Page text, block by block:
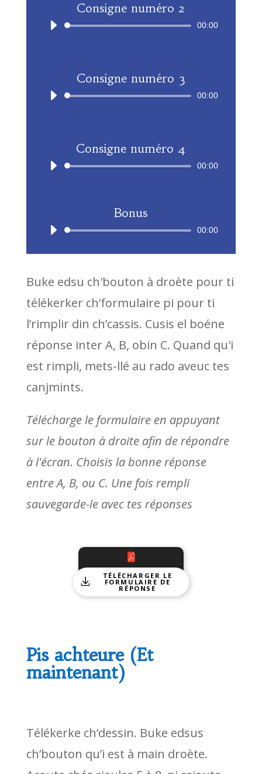
Consigne numéro 2
Lecteur
00:00
Consigne numéro 3
Lecteur
00:00
Consigne numéro 4
Lecteur
00:00
Bonus
Lecteur
00:00
Buke edsu ch'bouton à droète pour ti
télékerker ch’formulaire pi pour ti
l’rimplir din ch’cassis. Cusis el boéne
réponse inter A, B, obin C. Quand qu'i
est rimpli, mets-llé au rado aveuc tes
canjmints.
Télécharge le formulaire en appuyant
sur le bouton à droite afin de répondre
à l'écran. Choisis la bonne réponse
entre A, B, ou C. Une fois rempli
sauvegarde-le avec tes réponses
TÉLÉCHARGER LE
FORMULAIRE DE
RÉPONSE
Pis achteure (Et
maintenant)
Télékerke ch’dessin. Buke edsus
ch’bouton qu’i est à main droète.